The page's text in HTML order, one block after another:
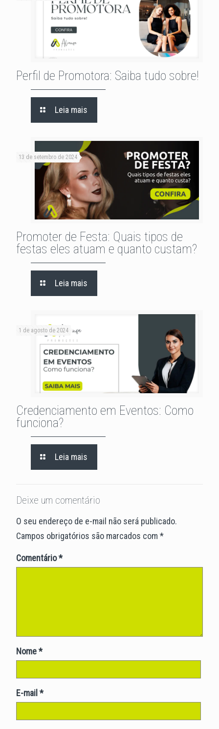
Perfil de Promotora: Saiba tudo sobre!
Leia mais
13 de setembro de 2024
Promoter de Festa: Quais tipos de
festas eles atuam e quanto custam?
Leia mais
1 de agosto de 2024
Credenciamento em Eventos: Como
funciona?
Leia mais
Deixe um comentário
O seu endereço de e-mail não será publicado.
Campos obrigatórios são marcados com *
Comentário*
Nome*
E-mail *